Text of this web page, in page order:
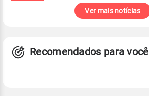
Ver mais notícias
Recomendados para você